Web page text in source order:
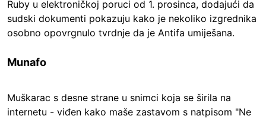
Ruby u elektroničkoj poruci od 1. prosinca, dodajući da
sudski dokumenti pokazuju kako je nekoliko izgrednika
osobno opovrgnulo tvrdnje da je Antifa umiješana.
Munafo
Muškarac s desne strane u snimci koja se širila na
internetu - viđen kako maše zastavom s natpisom "Ne